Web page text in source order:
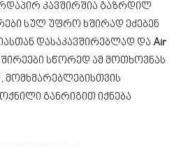
კავშირშია გაზრდილ
სულ უფრო ხშირად ეძებენ
დასაკავშირებლად და Air
სწორედ ამ მოთხოვნას
მომხმარებლებისთვის
განრიგით იქნება